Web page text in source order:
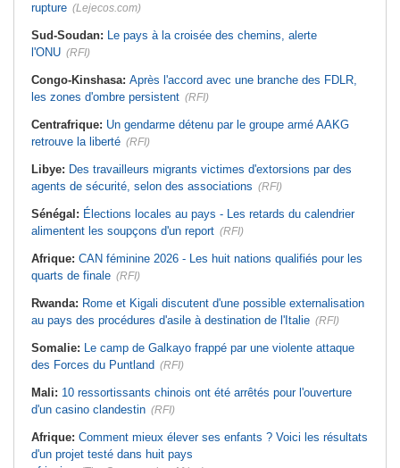
rupture (Lejecos.com)
Sud-Soudan: Le pays à la croisée des chemins, alerte
l'ONU (RFI)
Congo-Kinshasa: Après l'accord avec une branche des FDLR,
les zones d'ombre persistent (RFI)
Centrafrique: Un gendarme détenu par le groupe armé AAKG
retrouve la liberté (RFI)
Libye: Des travailleurs migrants victimes d'extorsions par des
agents de sécurité, selon des associations (RFI)
Sénégal: Élections locales au pays - Les retards du calendrier
alimentent les soupçons d'un report (RFI)
Afrique: CAN féminine 2026 - Les huit nations qualifiés pour les
quarts de finale (RFI)
Rwanda: Rome et Kigali discutent d'une possible externalisation
au pays des procédures d'asile à destination de l'Italie (RFI)
Somalie: Le camp de Galkayo frappé par une violente attaque
des Forces du Puntland (RFI)
Mali: 10 ressortissants chinois ont été arrêtés pour l'ouverture
d'un casino clandestin (RFI)
Afrique: Comment mieux élever ses enfants ? Voici les résultats
d'un projet testé dans huit pays